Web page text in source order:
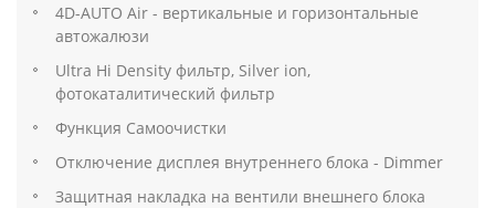
4D-AUTO Air - вертикальные и горизонтальные
автожалюзи
Ultra Hi Density фильтр, Silver ion,
фотокаталитический фильтр
Функция Самоочистки
Отключение дисплея внутреннего блока - Dimmer
Защитная накладка на вентили внешнего блока